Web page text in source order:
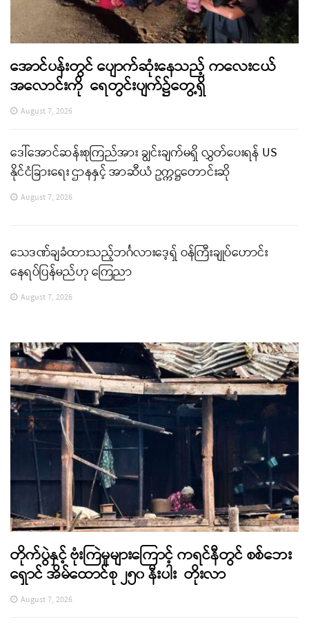
အောင်ပန်းတွင် ပျောက်ဆုံးနေသည့် ကလေးငယ်
အလောင်းကို ရေတွင်းပျက်၌တွေ့ရှိ
August 7, 2026
ဒေါ်အောင်ဆန်းစုကြည်အား ချွင်းချက်မရှိ လွှတ်ပေးရန် US
နိုင်ငံခြားရေး ဌာနနှင့် အာဆီယံ ဥက္ကဋ္ဌတောင်းဆို
August 7, 2026
သေဒဏ်ချခံထားသည့်ဘင်္ဂလားဒေ့ရှ် ဝန်ကြီးချုပ်ဟောင်း
နေရပ်ပြန်မည်ဟု ကြေညာ
August 7, 2026
တိုက်ပွဲနှင့် ဗုံးကြဲမှုများကြောင့် ကရင်နီတွင် စစ်ဘေး
ရှောင် အိမ်ထောင်စု ၂၅၀ နီးပါး တိုးလာ
August 7, 2026